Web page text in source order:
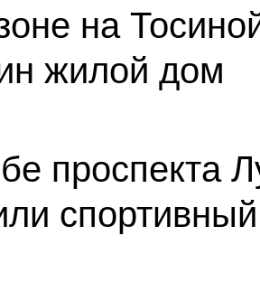
на
жилой дом
проспекта